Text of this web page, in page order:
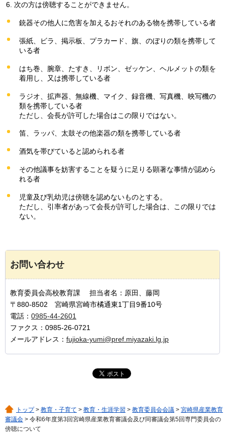
次の方は傍聴することができません。
銃器その他人に危害を加えるおそれのある物を携帯している者
張紙、ビラ、掲示板、プラカード、旗、のぼりの類を携帯して
いる者
はち巻、腕章、たすき、リボン、ゼッケン、ヘルメットの類を
着用し、又は携帯している者
ラジオ、拡声器、無線機、マイク、録音機、写真機、映写機の
類を携帯している者
ただし、会長が許可した場合はこの限りではない。
笛、ラッパ、太鼓その他楽器の類を携帯している者
酒気を帯びていると認められる者
その他議事を妨害することを疑うに足りる顕著な事情が認めら
れる者
児童及び乳幼児は傍聴を認めないものとする。
ただし、引率者があって会長が許可した場合は、この限りでは
ない。
お問い合わせ
教育委員会高校教育課 担当者名：原田、藤岡
〒880-8502 宮崎県宮崎市橘通東1丁目9番10号
電話： 0985-44-2601
ファクス：0985-26-0721
メールアドレス： fujioka-yumi@pref.miyazaki.lg.jp
トップ> 教育・子育て > 教育・生涯学習 > 教育委員会会議 > 宮崎県産業教育
審議会 > 令和6年度第3回宮崎県産業教育審議会及び同審議会第5回専門委員会の
傍聴について